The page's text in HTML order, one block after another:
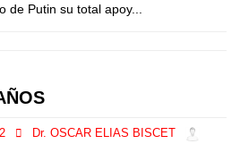
Putin su total apoy...
Dr. OSCAR ELIAS BISCET